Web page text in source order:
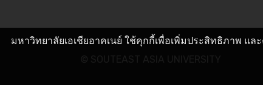
มหาวิทยาลัยเอเชียอาคเนย์ ใช้คุกกี้เพื่อเพิ่มประสิทธิภาพ